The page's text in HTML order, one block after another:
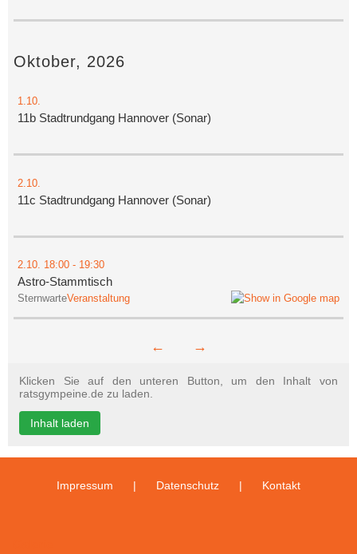
Oktober, 2026
1.10.
11b Stadtrundgang Hannover (Sonar)
2.10.
11c Stadtrundgang Hannover (Sonar)
2.10. 18:00 - 19:30
Astro-Stammtisch
SternwarteVeranstaltung
← →
Klicken Sie auf den unteren Button, um den Inhalt von
ratsgympeine.de zu laden.
Inhalt laden
Impressum Datenschutz Kontakt